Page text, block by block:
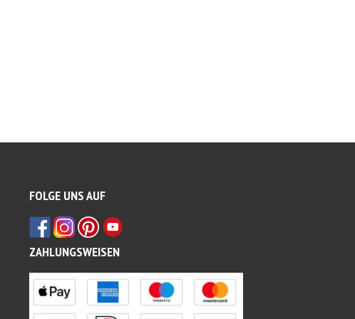
FOLGE UNS AUF
ZAHLUNGSWEISEN